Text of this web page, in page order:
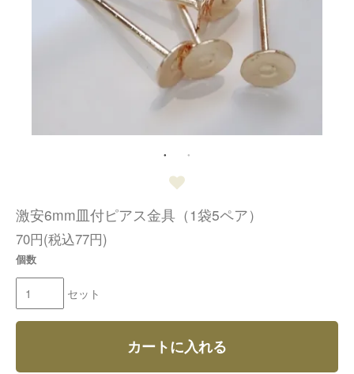
激安6mm皿付ピアス金具（1袋5ペア）
70円(税込77円)
個数
セット
カートに入れる